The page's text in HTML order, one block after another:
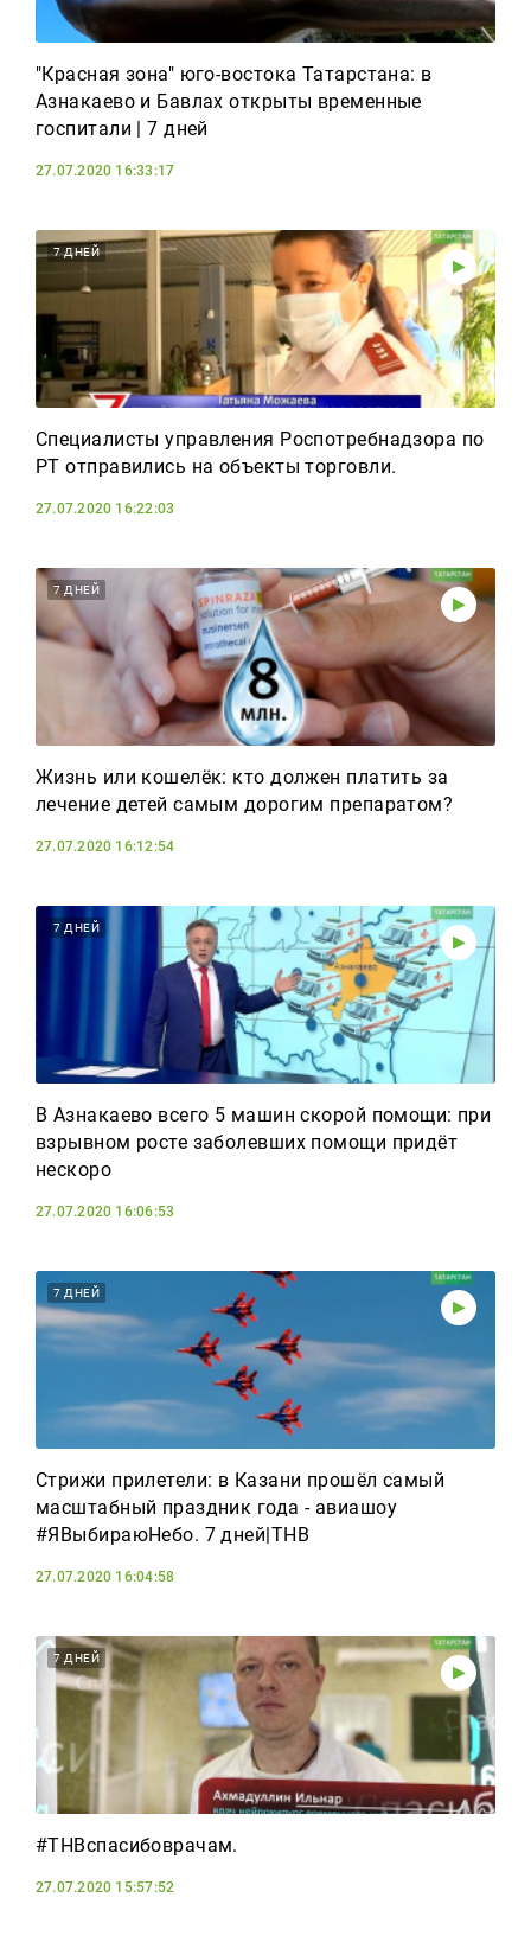
"Красная зона" юго-востока Татарстана: в
Азнакаево и Бавлах открыты временные
госпитали | 7 дней
27.07.2020 16:33:17
7 ДНЕЙ
Cпециалисты управления Роспотребнадзора по
РТ отправились на объекты торговли.
27.07.2020 16:22:03
7 ДНЕЙ
Жизнь или кошелёк: кто должен платить за
лечение детей самым дорогим препаратом?
27.07.2020 16:12:54
7 ДНЕЙ
В Азнакаево всего 5 машин скорой помощи: при
взрывном росте заболевших помощи придёт
нескоро
27.07.2020 16:06:53
7 ДНЕЙ
Стрижи прилетели: в Казани прошёл самый
масштабный праздник года - авиашоу
#ЯВыбираюНебо. 7 дней|ТНВ
27.07.2020 16:04:58
7 ДНЕЙ
#ТНВспасибоврачам.
27.07.2020 15:57:52